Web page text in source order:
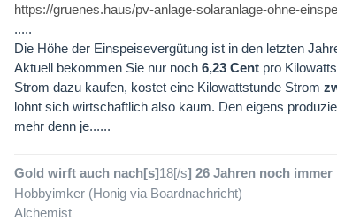
https://gruenes.haus/pv-anlage-solaranlage-ohne-
.....
Die Höhe der Einspeisevergütung ist in den letzten
Aktuell bekommen Sie nur noch 6,23 Cent pro
Strom dazu kaufen, kostet eine Kilowattstunde Strom
lohnt sich wirtschaftlich also kaum. Den eigens
mehr denn je......
Gold wirft auch nach[s]18[/s] 26 Jahren noch
Hobbyimker (Honig via Boardnachricht)
Alchemist